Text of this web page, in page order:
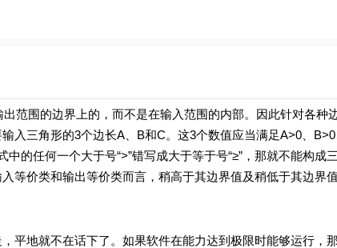
围的边界上的，而不是在输入范围的内部。因此针对各种
三角形的3个边长A、B和C。这3个数值应当满足A>0、B>0
的任何一个大于号“>”错写成大于等于号“≥”，那就不能构成
等价类和输出等价类而言，稍高于其边界值及稍低于其边界
就不在话下了。如果软件在能力达到极限时能够运行，